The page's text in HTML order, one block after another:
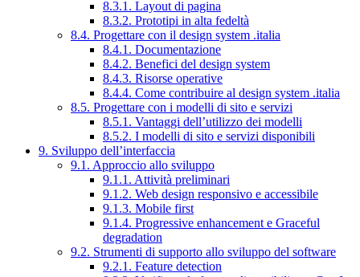
8.3.1. Layout di pagina
8.3.2. Prototipi in alta fedeltà
8.4. Progettare con il design system .italia
8.4.1. Documentazione
8.4.2. Benefici del design system
8.4.3. Risorse operative
8.4.4. Come contribuire al design system .italia
8.5. Progettare con i modelli di sito e servizi
8.5.1. Vantaggi dell’utilizzo dei modelli
8.5.2. I modelli di sito e servizi disponibili
9. Sviluppo dell’interfaccia
9.1. Approccio allo sviluppo
9.1.1. Attività preliminari
9.1.2. Web design responsivo e accessibile
9.1.3. Mobile first
9.1.4. Progressive enhancement e Graceful
degradation
9.2. Strumenti di supporto allo sviluppo del software
9.2.1. Feature detection